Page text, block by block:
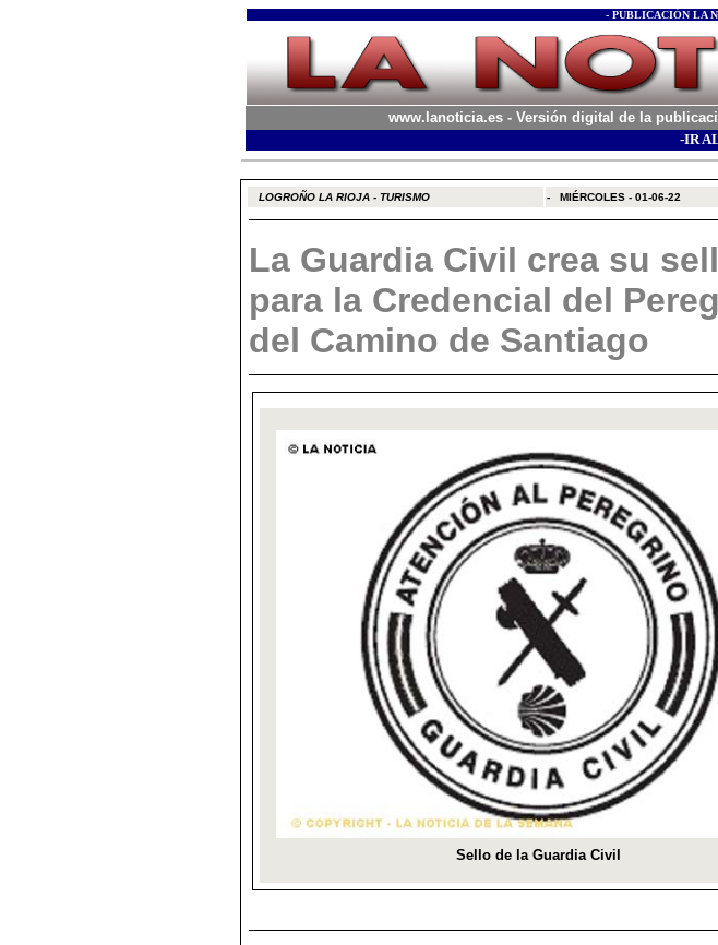
- PUBLICACIÓN LA
www.lanoticia.es - Versión digital de la
-IR
LOGROÑO LA RIOJA - TURISMO - MIÉRCOLES - 01-06-22
La Guardia Civil crea su
para la Credencial del
del Camino de Santiago